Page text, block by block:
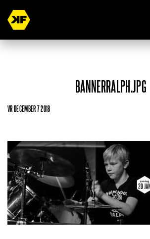
BANNERRALPH.JPG
VR DECEMBER 7 2018